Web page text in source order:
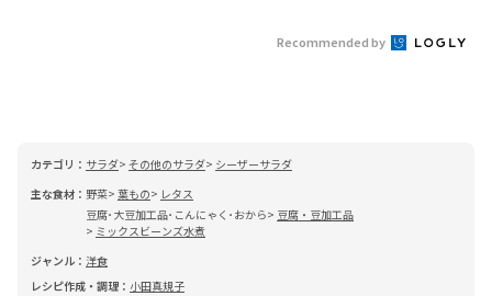
Recommended by
カテゴリ： サラダ その他のサラダ
シーザーサラダ
主な食材： 野菜 葉もの
レタス
豆腐･大豆加工品･こんにゃく･おから
豆腐・豆加工品
ミックスビーンズ水煮
ジャンル： 洋食
レシピ作成・調理： 小田真規子